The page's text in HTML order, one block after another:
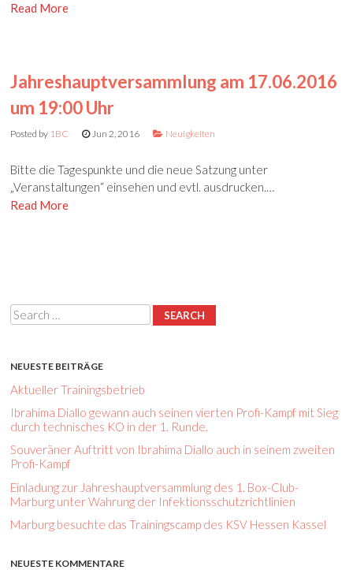
Read More
Jahreshauptversammlung am 17.06.2016
um 19:00 Uhr
Posted by 1BC Jun 2, 2016 Neuigkeiten
Bitte die Tagespunkte und die neue Satzung unter
„Veranstaltungen“ einsehen und evtl. ausdrucken.…
Read More
Search
NEUESTE BEITRÄGE
Aktueller Trainingsbetrieb
Ibrahima Diallo gewann auch seinen vierten Profi-Kampf mit Sieg
durch technisches KO in der 1. Runde.
Souveräner Auftritt von Ibrahima Diallo auch in seinem zweiten
Profi-Kampf
Einladung zur Jahreshauptversammlung des 1. Box-Club-
Marburg unter Wahrung der Infektionsschutzrichtlinien
Marburg besuchte das Trainingscamp des KSV Hessen Kassel
NEUESTE KOMMENTARE